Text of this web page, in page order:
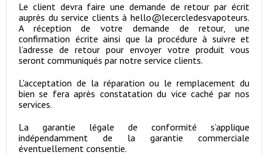
Le client devra faire une demande de retour par écrit
auprès du service clients à hello@lecercledesvapoteurs.
A réception de votre demande de retour, une
confirmation écrite ainsi que la procédure à suivre et
l’adresse de retour pour envoyer votre produit vous
seront communiqués par notre service clients.
L'acceptation de la réparation ou le remplacement du
bien se fera après constatation du vice caché par nos
services.
La garantie légale de conformité s’applique
indépendamment de la garantie commerciale
éventuellement consentie.